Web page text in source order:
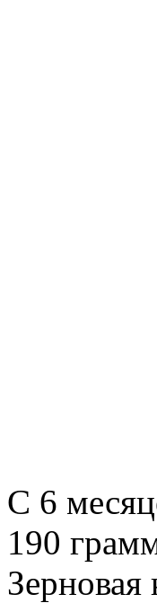
C 6
190